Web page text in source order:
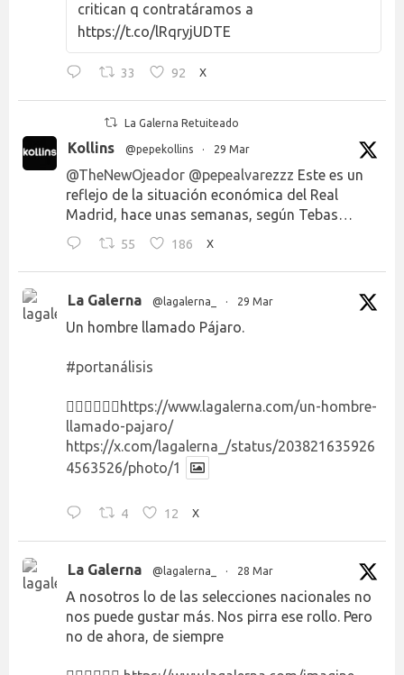
critican q contratáramos a
https://t.co/lRqryjUDTE
33 92 X
La Galerna Retuiteado
Kollins @pepekollins · 29 Mar
@TheNewOjeador @pepealvarezzz Este es un
reflejo de la situación económica del Real
Madrid, hace unas semanas, según Tebas…
55 186 X
La Galerna @lagalerna_ · 29 Mar
Un hombre llamado Pájaro.
#portanálisis
👉🏻👉🏻👉🏻 https://www.lagalerna.com/un-hombre-
llamado-pajaro/
https://x.com/lagalerna_/status/203821635926
4563526/photo/1
4 12 X
La Galerna @lagalerna_ · 28 Mar
A nosotros lo de las selecciones nacionales no
nos puede gustar más. Nos pirra ese rollo. Pero
no de ahora, de siempre